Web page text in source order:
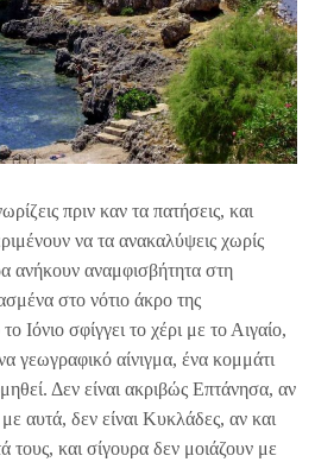
πριν καν τα πατήσεις, και
να τα ανακαλύψεις χωρίς
ανήκουν αναμφισβήτητα στη
στο νότιο άκρο της
Ιόνιο σφίγγει το χέρι με το Αιγαίο,
γεωγραφικό αίνιγμα, ένα κομμάτι
Δεν είναι ακριβώς Επτάνησα, αν
με αυτά, δεν είναι Κυκλάδες, αν και
τους, και σίγουρα δεν μοιάζουν με